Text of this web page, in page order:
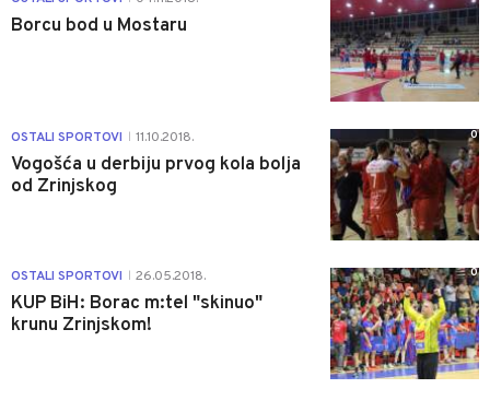
Borcu bod u Mostaru
OSTALI SPORTOVI 11.10.2018.
Vogošća u derbiju prvog kola bolja
od Zrinjskog
0
OSTALI SPORTOVI 26.05.2018.
KUP BiH: Borac m:tel "skinuo"
krunu Zrinjskom!
0